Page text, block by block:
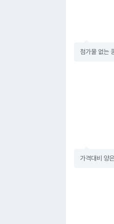
첨가물 없는
가격대비 양